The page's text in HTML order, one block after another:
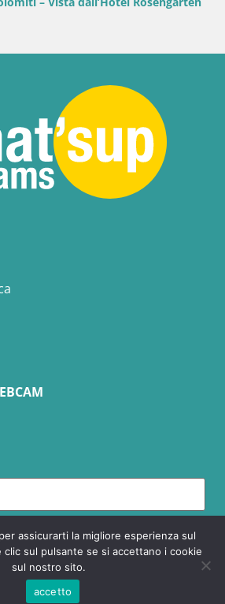
2016 - 2026. All right reserved.
assicurarti la migliore esperienza sul
clic sul pulsante se si accettano i cookie
sul nostro sito.
accetto